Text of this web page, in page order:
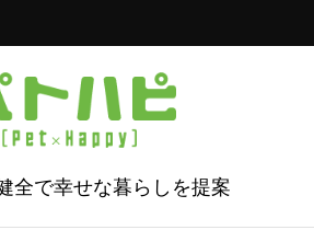
全で幸せな暮らしを提案